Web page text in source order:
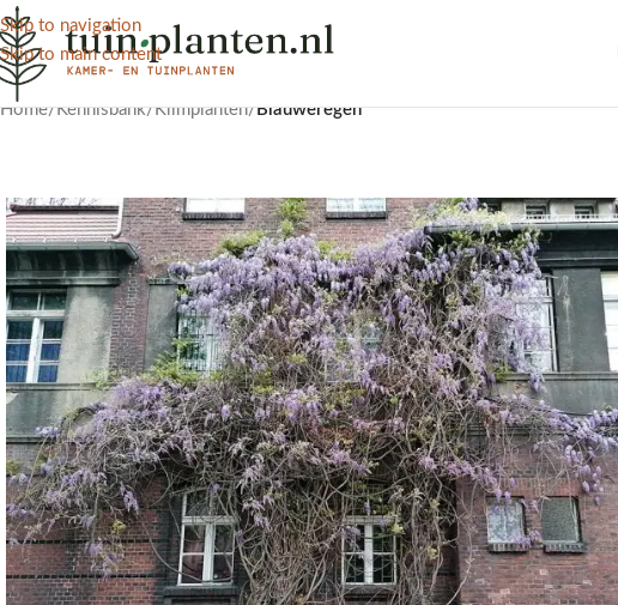
Skip to navigation
Skip to main content
Home/Kennisbank/Klimplanten/Blauweregen